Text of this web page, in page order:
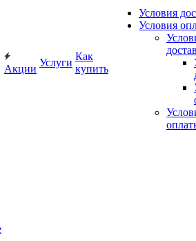
Акции
Услуги
Как
купить
Условия
Условия